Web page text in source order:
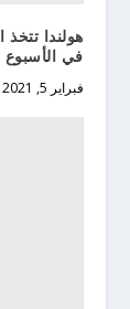
هولندا تتخذ
في الأسبوع
فبراير 5, 2021